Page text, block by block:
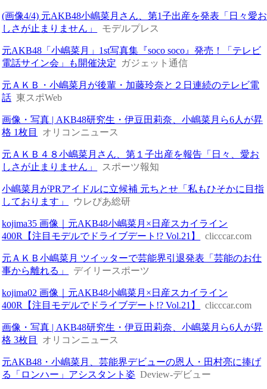
(画像4/4) 元AKB48小嶋菜月さん、第1子出産を発表「日々愛お
しさが止まりません」
モデルプレス
元AKB48「小嶋菜月」1st写真集『soco soco』発売！「テレビ
電話サイン会」も開催決定
ガジェット通信
元ＡＫＢ・小嶋菜月が後輩・加藤玲奈と２日連続のテレビ電
話 東スポWeb
画像・写真 | AKB48研究生・伊豆田莉奈、小嶋菜月ら6人が昇
格 1枚目
オリコンニュース
元ＡＫＢ４８小嶋菜月さん、第１子出産を報告「日々、愛お
しさが止まりません」
スポーツ報知
小嶋菜月がPRアイドルに立候補 元ちとせ「私もひそかに目指
しております」
ウレぴあ総研
kojima35 画像｜元AKB48小嶋菜月×日産スカイライン
400R【注目モデルでドライブデート!? Vol.21】
clicccar.com
元ＡＫＢ小嶋菜月 ツイッターで芸能界引退発表「芸能のお仕
事から離れる」
デイリースポーツ
kojima02 画像｜元AKB48小嶋菜月×日産スカイライン
400R【注目モデルでドライブデート!? Vol.21】
clicccar.com
画像・写真 | AKB48研究生・伊豆田莉奈、小嶋菜月ら6人が昇
格 3枚目
オリコンニュース
元AKB48・小嶋菜月、芸能界デビューの恩人・田村亮に捧げ
る「ロンハー」アシスタント姿 Deview-デビュー